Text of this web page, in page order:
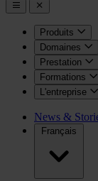
Produits
Domaines
Prestation
Formations
L'entreprise
News &
Français